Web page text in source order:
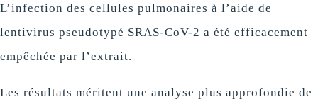
L’infection des cellules pulmonaires à l’aide de
lentivirus pseudotypé SRAS-CoV-2 a été efficacement
empêchée par l’extrait.
Les résultats méritent une analyse plus approfondie de